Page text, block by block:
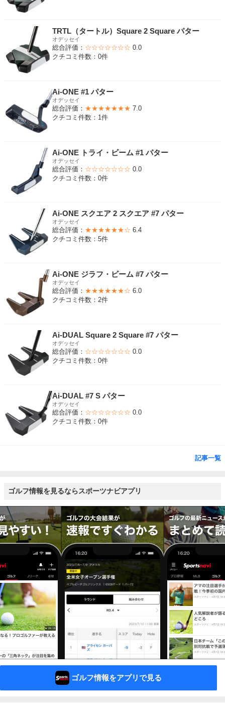
TRTL（タートル）Square 2 Square パター
オデッセイ
総合評価： ☆☆☆☆☆☆☆ 0.0
クチコミ件数：0件
Ai-ONE #1 パター
オデッセイ
総合評価： ★★★★★★★ 7.0
クチコミ件数：1件
Ai-ONE トライ・ビーム #1 パター
オデッセイ
総合評価： ☆☆☆☆☆☆☆ 0.0
クチコミ件数：0件
Ai-ONE スクエア 2 スクエア #7 パター
オデッセイ
総合評価： ★★★★★★☆ 6.4
クチコミ件数：5件
Ai-ONE ジラフ・ビーム #7 パター
オデッセイ
総合評価： ★★★★★★☆ 6.0
クチコミ件数：2件
Ai-DUAL Square 2 Square #7 パター
オデッセイ
総合評価： ☆☆☆☆☆☆☆ 0.0
クチコミ件数：0件
Ai-DUAL #7 S パター
オデッセイ
総合評価： ☆☆☆☆☆☆☆ 0.0
クチコミ件数：0件
記事一覧
ゴルフ情報を見るならスポーツナビアプリ
ゴルフ情報をアプリで見る